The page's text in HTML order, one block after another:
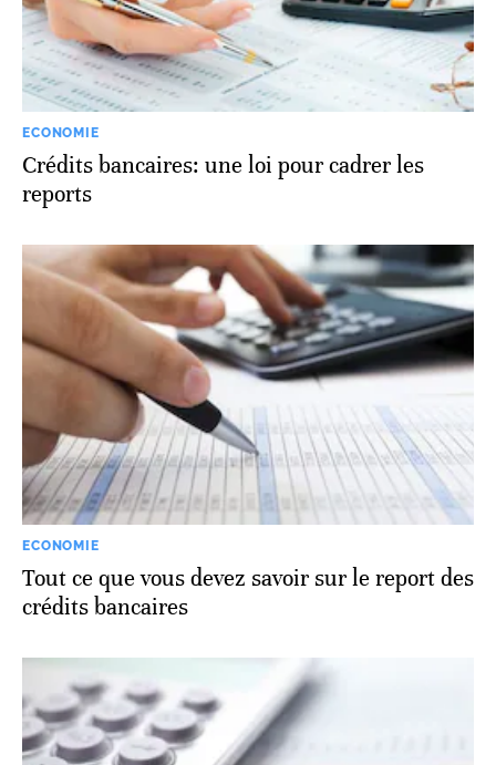
ECONOMIE
Crédits bancaires: une loi pour cadrer les
reports
ECONOMIE
Tout ce que vous devez savoir sur le report des
crédits bancaires